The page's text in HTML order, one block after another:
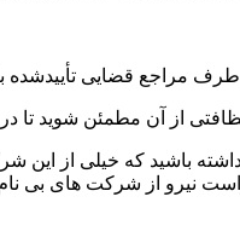
طرف مراجع قضایی
از آن مطمئن شوید تا
باشید که خیلی از
نیرو از شرکت های بی